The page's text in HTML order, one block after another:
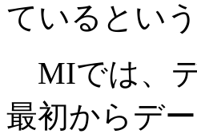
ているという
MIでは、
最初からデ